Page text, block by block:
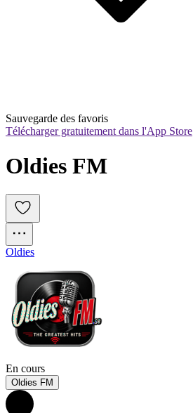
Sauvegarde des favoris
Télécharger gratuitement dans l'App Store
Oldies FM
Oldies
En cours
Oldies FM